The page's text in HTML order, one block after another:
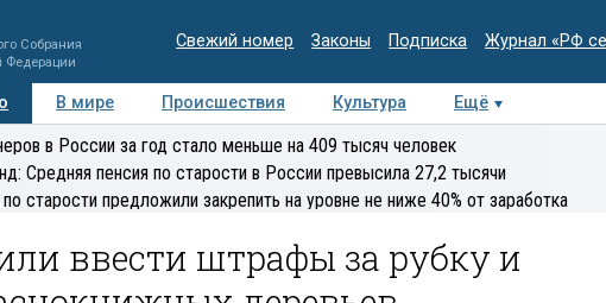
Собрания
Федерации
Свежий номер Законы Подписка Журнал «РФ
В мире Происшествия Культура
Ещё
Медиацентр Интервью Колумнисты
в России за год стало меньше на 409 тысяч человек
Средняя пенсия по старости в России превысила 27,2 тысячи
старости предложили закрепить на уровне не ниже 40% от заработка
ввести штрафы за рубку и